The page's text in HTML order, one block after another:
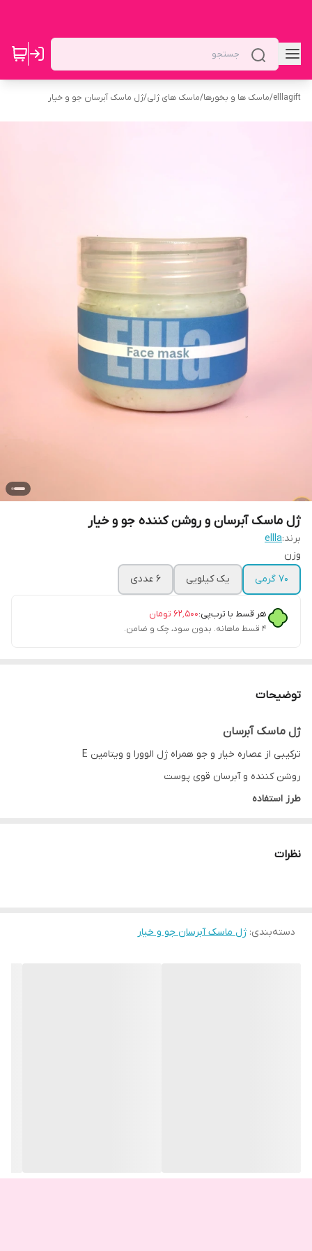
elllagift
/ماسک ها و بخورها/ماسک های ژلی/ژل ماسک آبرسان جو و خیار
ژل ماسک آبرسان و روشن کننده جو و خیار
برند:ellla
وزن
70 گرمی
یک کیلویی 6 عددی
هر قسط با ترب‌پی:۶۲٬۵۰۰ تومان
۴ قسط ماهانه. بدون سود، چک و ضامن.
توضیحات
ژل ماسک آبرسان
ترکیبی از عصاره خیار و جو همراه ژل الوورا و ویتامین E
روشن کننده و آبرسان قوی پوست
طرز استفاده
نظرات
دسته‌بندی: ژل ماسک آبرسان جو و خیار